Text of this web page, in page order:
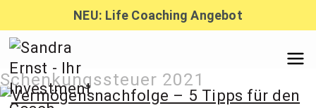
Inhalt
springen
NEU: Life Coaching Angebot
Sandra
Schenkungssteuer 2021